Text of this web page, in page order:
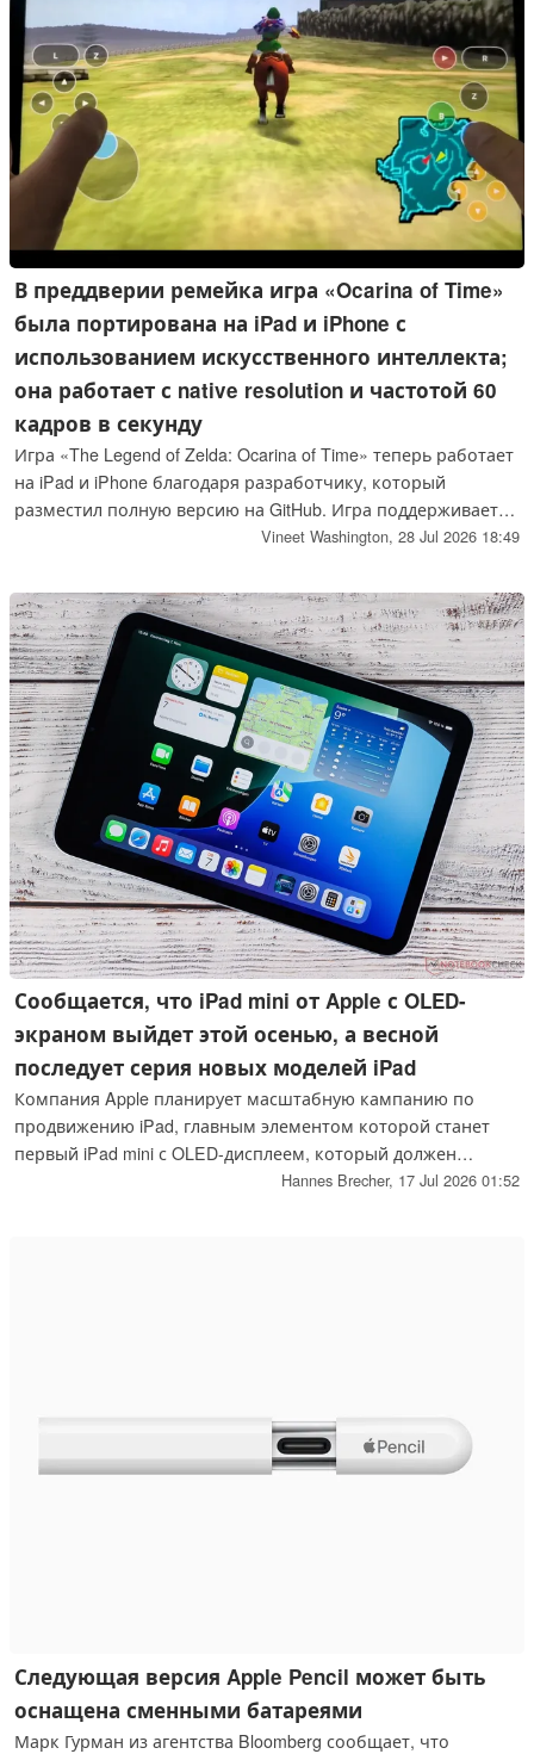
В преддверии ремейка игра «Ocarina of Time»
была портирована на iPad и iPhone с
использованием искусственного интеллекта;
она работает с native resolution и частотой 60
кадров в секунду
Игра «The Legend of Zelda: Ocarina of Time» теперь работает
на iPad и iPhone благодаря разработчику, который
разместил полную версию на GitHub. Игра поддерживает
игровые контроллеры и работает с native разрешением
Vineet Washington, 28 Jul 2026 18:49
Сообщается, что iPad mini от Apple с OLED-
экраном выйдет этой осенью, а весной
последует серия новых моделей iPad
Компания Apple планирует масштабную кампанию по
продвижению iPad, главным элементом которой станет
первый iPad mini с OLED-дисплеем, который должен
появиться на рынке уже через несколько месяцев.
Hannes Brecher, 17 Jul 2026 01:52
Следующая версия Apple Pencil может быть
оснащена сменными батареями
Марк Гурман из агентства Bloomberg сообщает, что